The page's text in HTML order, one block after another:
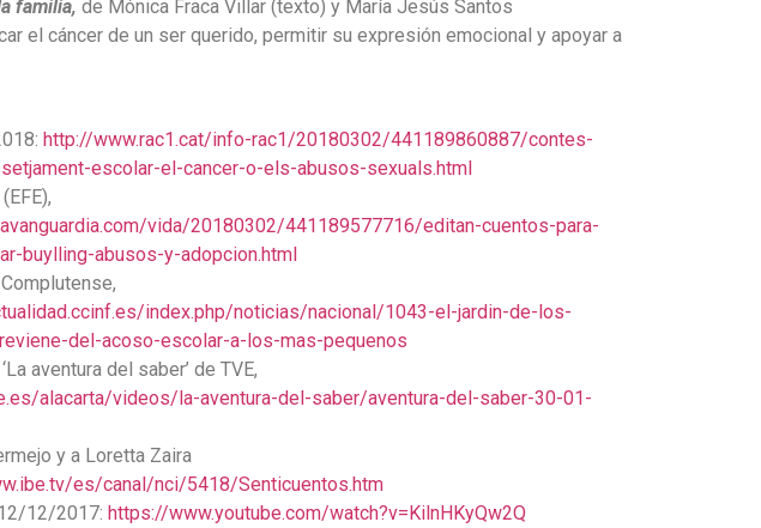
familia, de Mónica Fraca Villar (texto) y María Jesús Santos
el cáncer de un ser querido, permitir su expresión emocional y apoyar a
http://www.rac1.cat/info-rac1/20180302/441189860887/contes-
escolar-el-cancer-o-els-abusos-sexuals.html
vida/20180302/441189577716/editan-cuentos-para-
buylling-abusos-y-adopcion.html
index.php/noticias/nacional/1043-el-jardin-de-los-
del-acoso-escolar-a-los-mas-pequenos
aventura del saber’ de TVE,
alacarta/videos/la-aventura-del-saber/aventura-del-saber-30-01-
y a Loretta Zaira
es/canal/nci/5418/Senticuentos.htm
12/2017: https://www.youtube.com/watch?v=KilnHKyQw2Q